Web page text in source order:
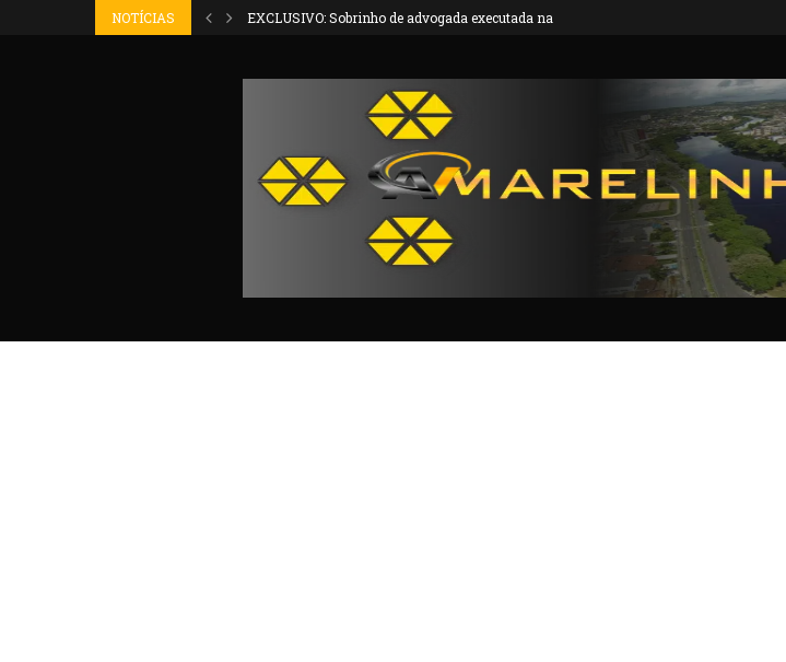
NOTÍCIAS
executada na Bahia é... TRAGÉDIA: Mãe e filho morrem em grave acidente...